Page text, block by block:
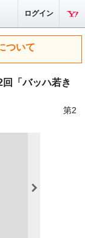
ログイン
ついて
「バッハ若き
の”横顔” 第2